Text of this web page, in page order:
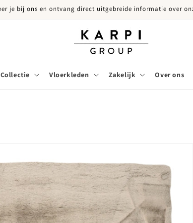
je bij ons en ontvang direct uitgebreide informatie over
Collectie Vloerkleden Zakelijk Over ons